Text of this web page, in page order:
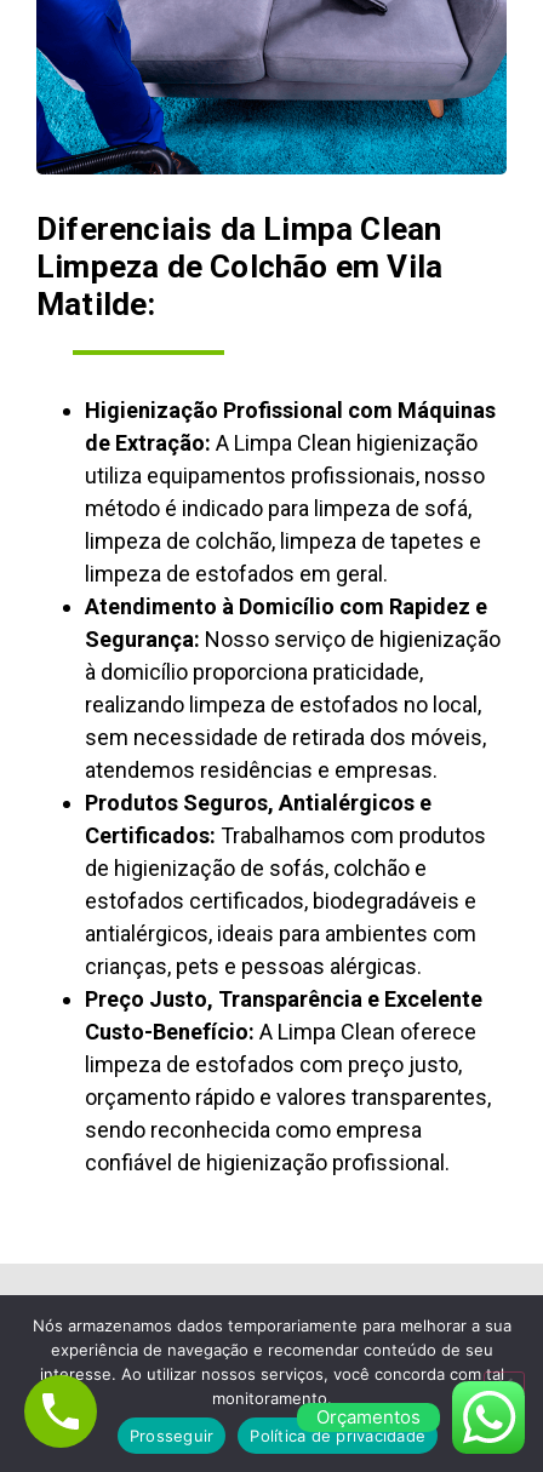
Diferenciais da Limpa Clean
Limpeza de Colchão em Vila
Matilde:
Higienização Profissional com Máquinas
de Extração: A Limpa Clean higienização
utiliza equipamentos profissionais, nosso
método é indicado para limpeza de sofá,
limpeza de colchão, limpeza de tapetes e
limpeza de estofados em geral.
Atendimento à Domicílio com Rapidez e
Segurança: Nosso serviço de higienização
à domicílio proporciona praticidade,
realizando limpeza de estofados no local,
sem necessidade de retirada dos móveis,
atendemos residências e empresas.
Produtos Seguros, Antialérgicos e
Certificados: Trabalhamos com produtos
de higienização de sofás, colchão e
estofados certificados, biodegradáveis e
antialérgicos, ideais para ambientes com
crianças, pets e pessoas alérgicas.
Preço Justo, Transparência e Excelente
Custo-Benefício: A Limpa Clean oferece
limpeza de estofados com preço justo,
orçamento rápido e valores transparentes,
sendo reconhecida como empresa
confiável de higienização profissional.
Lavagem de Colchão à Seco em Vila
Matilde
Empresa de Limpeza de
Colchão em Vila Matilde,
Orçamentos
Nós armazenamos dados temporariamente para melhorar a sua
experiência de navegação e recomendar conteúdo de seu
interesse. Ao utilizar nossos serviços, você concorda com tal
monitoramento.
Prosseguir
Política de privacidade